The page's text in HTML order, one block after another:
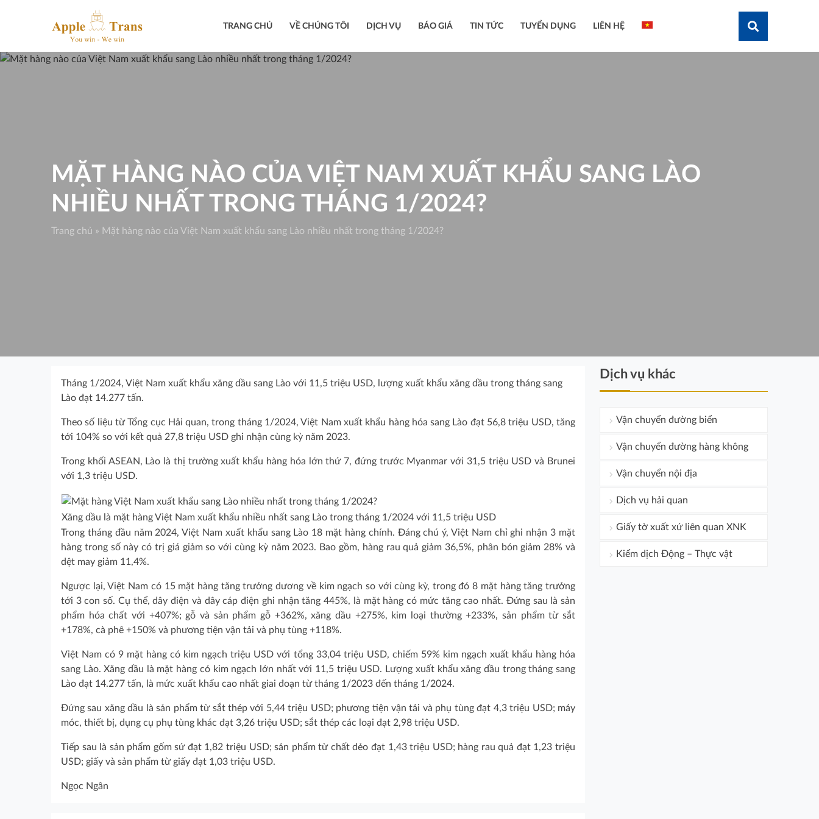
TRANG CHỦ VỀ CHÚNG TÔI DỊCH VỤ BÁO GIÁ TIN TỨC TUYỂN DỤNG LIÊN HỆ
MẶT HÀNG NÀO CỦA VIỆT NAM XUẤT KHẨU SANG LÀO
NHIỀU NHẤT TRONG THÁNG 1/2024?
Trang chủ » Mặt hàng nào của Việt Nam xuất khẩu sang Lào nhiều nhất trong tháng 1/2024?
Tháng 1/2024, Việt Nam xuất khẩu xăng dầu sang Lào với 11,5 triệu USD, lượng xuất khẩu xăng dầu trong tháng sang
Lào đạt 14.277 tấn.
Theo số liệu từ Tổng cục Hải quan, trong tháng 1/2024, Việt Nam xuất khẩu hàng hóa sang Lào đạt 56,8 triệu USD, tăng
tới 104% so với kết quả 27,8 triệu USD ghi nhận cùng kỳ năm 2023.
Trong khối ASEAN, Lào là thị trường xuất khẩu hàng hóa lớn thứ 7, đứng trước Myanmar với 31,5 triệu USD và Brunei
với 1,3 triệu USD.
Xăng dầu là mặt hàng Việt Nam xuất khẩu nhiều nhất sang Lào trong tháng 1/2024 với 11,5 triệu USD
Trong tháng đầu năm 2024, Việt Nam xuất khẩu sang Lào 18 mặt hàng chính. Đáng chú ý, Việt Nam chỉ ghi nhận 3 mặt
hàng trong số này có trị giá giảm so với cùng kỳ năm 2023. Bao gồm, hàng rau quả giảm 36,5%, phân bón giảm 28% và
dệt may giảm 11,4%.
Ngược lại, Việt Nam có 15 mặt hàng tăng trưởng dương về kim ngạch so với cùng kỳ, trong đó 8 mặt hàng tăng trưởng
tới 3 con số. Cụ thể, dây điện và dây cáp điện ghi nhận tăng 445%, là mặt hàng có mức tăng cao nhất. Đứng sau là sản
phẩm hóa chất với +407%; gỗ và sản phẩm gỗ +362%, xăng dầu +275%, kim loại thường +233%, sản phẩm từ sắt
+178%, cà phê +150% và phương tiện vận tải và phụ tùng +118%.
Việt Nam có 9 mặt hàng có kim ngạch triệu USD với tổng 33,04 triệu USD, chiếm 59% kim ngạch xuất khẩu hàng hóa
sang Lào. Xăng dầu là mặt hàng có kim ngạch lớn nhất với 11,5 triệu USD. Lượng xuất khẩu xăng dầu trong tháng sang
Lào đạt 14.277 tấn, là mức xuất khẩu cao nhất giai đoạn từ tháng 1/2023 đến tháng 1/2024.
Đứng sau xăng dầu là sản phẩm từ sắt thép với 5,44 triệu USD; phương tiện vận tải và phụ tùng đạt 4,3 triệu USD; máy
móc, thiết bị, dụng cụ phụ tùng khác đạt 3,26 triệu USD; sắt thép các loại đạt 2,98 triệu USD.
Tiếp sau là sản phẩm gốm sứ đạt 1,82 triệu USD; sản phẩm từ chất dẻo đạt 1,43 triệu USD; hàng rau quả đạt 1,23 triệu
USD; giấy và sản phẩm từ giấy đạt 1,03 triệu USD.
Ngọc Ngân
Dịch vụ khác
Vận chuyển đường biển
Vận chuyển đường hàng không
Vận chuyển nội địa
Dịch vụ hải quan
Giấy tờ xuất xứ liên quan XNK
Kiểm dịch Động – Thực vật